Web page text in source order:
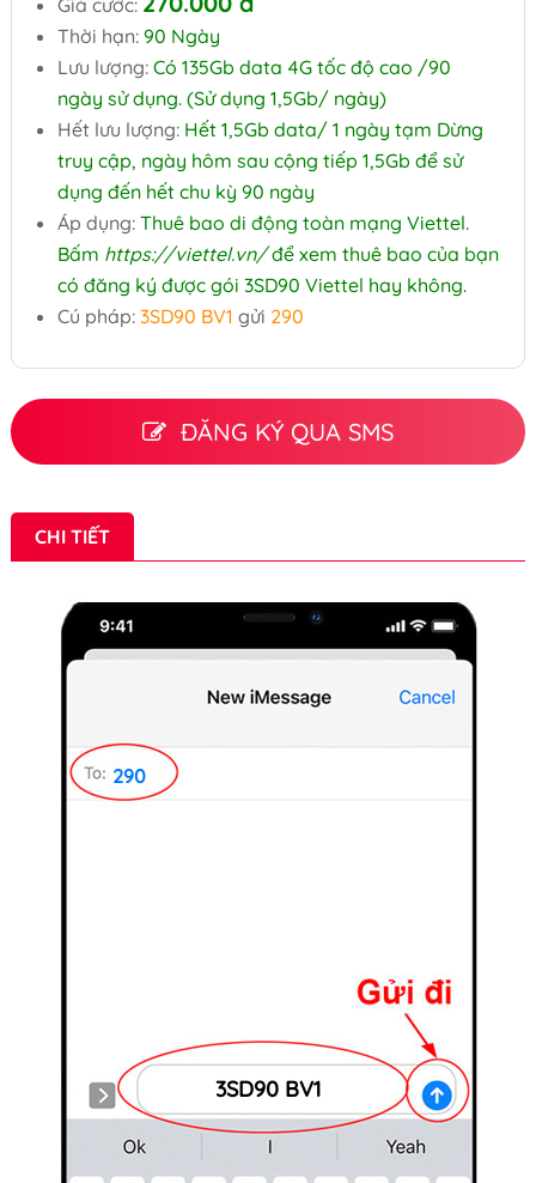
Giá cước:
Thời hạn: 90 Ngày
Lưu lượng:Có 135Gb data 4G tốc độ cao /90
ngày sử dụng. (Sử dụng 1,5Gb/ ngày)
Hết lưu lượng:Hết 1,5Gb data/ 1 ngày tạm Dừng
truy cập, ngày hôm sau cộng tiếp 1,5Gb để sử
dụng đến hết chu kỳ 90 ngày
Áp dụng: Thuê bao di động toàn mạng Viettel.
Bấm https://viettel.vn/để xem thuê bao của bạn
có đăng ký được gói 3SD90 Viettel hay không.
Cú pháp: 3SD90 BV1 gửi 290
ĐĂNG KÝ QUA SMS
CHI TIẾT
290
3SD90 BV1